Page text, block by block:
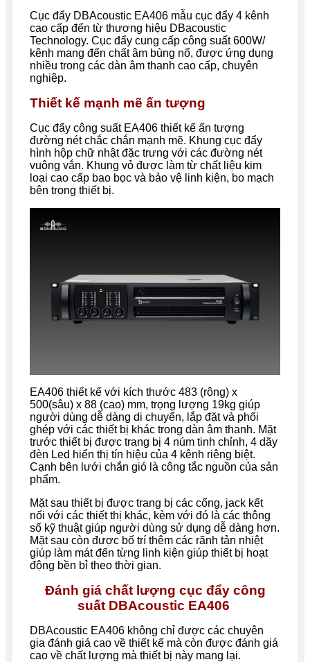
Cục đẩy DBAcoustic EA406 mẫu cục đẩy 4 kênh
cao cấp đến từ thương hiệu DBacoustic
Technology. Cục đẩy cung cấp công suất 600W/
kênh mang đến chất âm bùng nổ, được ứng dụng
nhiều trong các dàn âm thanh cao cấp, chuyên
nghiệp.
Thiết kế mạnh mẽ ấn tượng
Cục đẩy công suất EA406 thiết kế ấn tượng
đường nét chắc chắn mạnh mẽ. Khung cục đẩy
hình hộp chữ nhật đặc trưng với các đường nét
vuông vắn. Khung vỏ được làm từ chất liệu kim
loại cao cấp bao bọc và bảo vệ linh kiện, bo mạch
bên trong thiết bị.
EA406 thiết kế với kích thước 483 (rộng) x
500(sâu) x 88 (cao) mm, trọng lượng 19kg giúp
người dùng dễ dàng di chuyển, lắp đặt và phối
ghép với các thiết bị khác trong dàn âm thanh. Mặt
trước thiết bị được trang bị 4 núm tinh chỉnh, 4 dãy
đèn Led hiển thị tín hiệu của 4 kênh riêng biệt.
Cạnh bên lưới chắn gió là công tắc nguồn của sản
phẩm.
Mặt sau thiết bị được trang bị các cổng, jack kết
nối với các thiết thị khác, kèm với đó là các thông
số kỹ thuật giúp người dùng sử dụng dễ dàng hơn.
Mặt sau còn được bố trí thêm các rãnh tản nhiệt
giúp làm mát đến từng linh kiện giúp thiết bị hoạt
động bền bỉ theo thời gian.
Đánh giá chất lượng cục đẩy công
suất DBAcoustic EA406
DBAcoustic EA406 không chỉ được các chuyên
gia đánh giá cao về thiết kế mà còn được đánh giá
cao về chất lượng mà thiết bị này mang lại.